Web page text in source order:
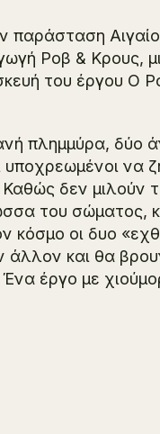
παράσταση Αιγαίο
Ροβ & Κρους,
του έργου Ο
πλημμύρα, δύο
να
δεν μιλούν
του σώματος,
κόσμο οι δυο
άλλον και θα
έργο με